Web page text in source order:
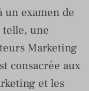
un examen de
une
Marketing
consacrée aux
et les